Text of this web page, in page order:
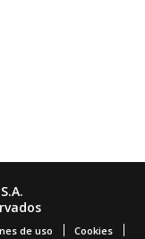
de uso Cookies